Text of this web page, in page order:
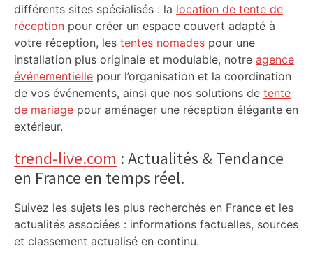
différents sites spécialisés : la location de tente de
réception pour créer un espace couvert adapté à
votre réception, les tentes nomades pour une
installation plus originale et modulable, notre agence
événementielle pour l’organisation et la coordination
de vos événements, ainsi que nos solutions de tente
de mariage pour aménager une réception élégante en
extérieur.
trend-live.com : Actualités & Tendance
en France en temps réel.
Suivez les sujets les plus recherchés en France et les
actualités associées : informations factuelles, sources
et classement actualisé en continu.